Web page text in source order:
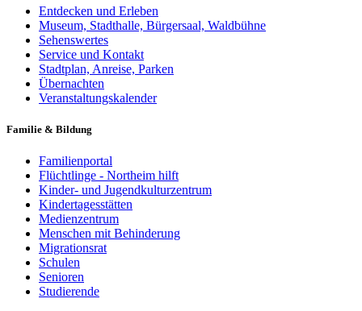
Entdecken und Erleben
Museum, Stadthalle, Bürgersaal, Waldbühne
Sehenswertes
Service und Kontakt
Stadtplan, Anreise, Parken
Übernachten
Veranstaltungskalender
Familie & Bildung
Familienportal
Flüchtlinge - Northeim hilft
Kinder- und Jugendkulturzentrum
Kindertagesstätten
Medienzentrum
Menschen mit Behinderung
Migrationsrat
Schulen
Senioren
Studierende